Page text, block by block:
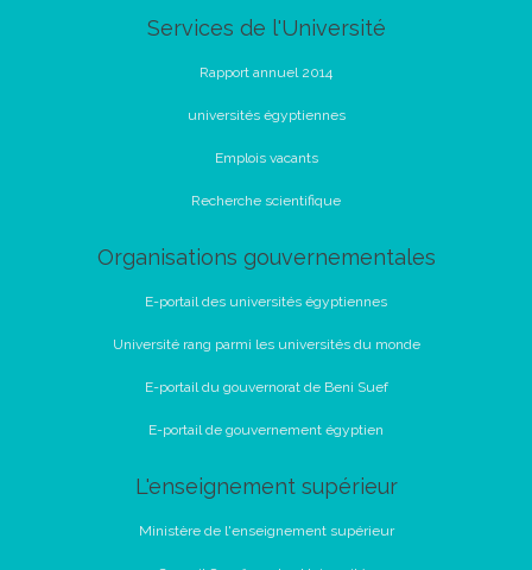
Services de l'Université
Rapport annuel 2014
universités égyptiennes
Emplois vacants
Recherche scientifique
Organisations gouvernementales
E-portail des universités égyptiennes
Université rang parmi les universités du monde
E-portail du gouvernorat de Beni Suef
E-portail de gouvernement égyptien
L'enseignement supérieur
Ministère de l'enseignement supérieur